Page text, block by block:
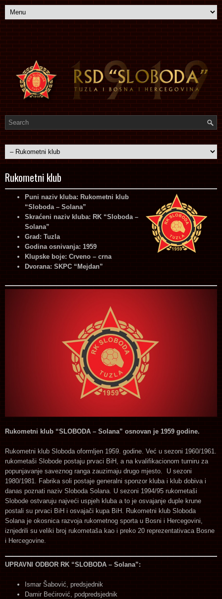
Rukometni klub
Puni naziv kluba: Rukometni klub
“Sloboda – Solana”
Skraćeni naziv kluba: RK “Sloboda –
Solana”
Grad: Tuzla
Godina osnivanja: 1959
Klupske boje: Crveno – crna
Dvorana: SKPC “Mejdan”
Rukometni klub “SLOBODA – Solana” osnovan je 1959 godine.
Rukometni klub Sloboda oformljen 1959. godine. Već u sezoni 1960/1961.
rukometaši Slobode postaju prvaci BiH, a na kvalifikacionom turniru za
popunjavanje saveznog ranga zauzimaju drugo mjesto. U sezoni
1980/1981. Fabrika soli postaje generalni sponzor kluba i klub dobiva i
danas poznati naziv Sloboda Solana. U sezoni 1994/95 rukometaši
Slobode ostvaruju najveći uspjeh kluba a to je osvajanje duple krune
postali su prvaci BiH i osvajači kupa BiH. Rukometni klub Sloboda
Solana je okosnica razvoja rukometnog sporta u Bosni i Hercegovini,
iznjedrili su veliki broj rukometaša kao i preko 20 reprezentativaca Bosne
i Hercegovine.
UPRAVNI ODBOR RK “SLOBODA – Solana”:
Ismar Šabović, predsjednik
Damir Bećirović, podpredsjednik